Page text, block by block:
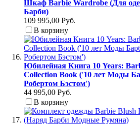
Шкаф Barbie Wardrobe (Для
Барби)
109 995,00 Руб.
В корзину
Юбилейная Книга 10 Years:
Collection Book ('10 лет Моды
Робертом Бэстом')
44 995,00 Руб.
В корзину